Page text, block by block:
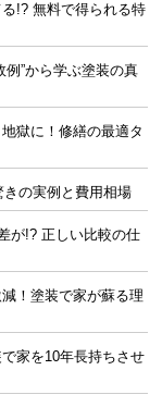
!? 無料で得られる特
例”から学ぶ塗装の真
獄に！修繕の最適タ
きの実例と費用相場
が!? 正しい比較の仕
！塗装で家が蘇る理
家を10年長持ちさせ